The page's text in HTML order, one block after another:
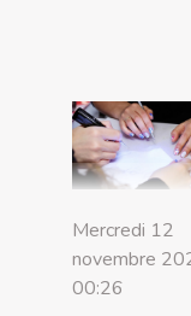
Mercredi 12
novembre
00:26